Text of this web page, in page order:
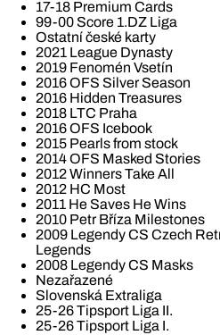
17-18 Premium Cards
99-00 Score 1.DZ Liga
Ostatní české karty
2021 League Dynasty
2019 Fenomén Vsetín
2016 OFS Silver Season
2016 Hidden Treasures
2018 LTC Praha
2016 OFS Icebook
2015 Pearls from stock
2014 OFS Masked Stories
2012 Winners Take All
2012 HC Most
2011 He Saves He Wins
2010 Petr Bříza Milestones
2009 Legendy CS Czech
Legends
2008 Legendy CS Masks
Nezařazené
Slovenská Extraliga
25-26 Tipsport Liga II.
25-26 Tipsport Liga I.